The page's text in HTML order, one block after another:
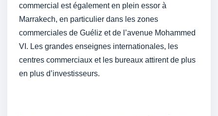
commercial est également en plein essor à
Marrakech, en particulier dans les zones
commerciales de Guéliz et de l’avenue Mohammed
VI. Les grandes enseignes internationales, les
centres commerciaux et les bureaux attirent de plus
en plus d’investisseurs.